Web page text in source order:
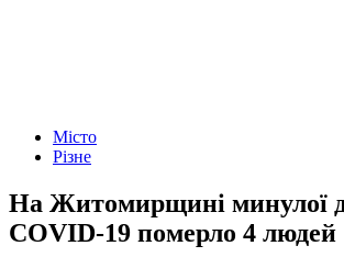
Місто
Різне
На Житомирщині минулої
COVID-19 померло 4 людей